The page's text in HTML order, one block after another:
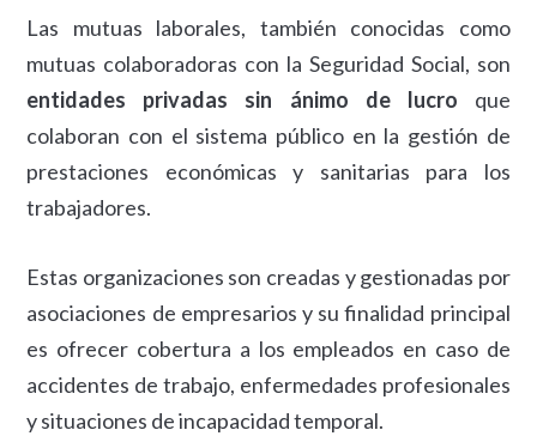
Las mutuas laborales, también conocidas como
mutuas colaboradoras con la Seguridad Social, son
entidades privadas sin ánimo de lucro que
colaboran con el sistema público en la gestión de
prestaciones económicas y sanitarias para los
trabajadores.
Estas organizaciones son creadas y gestionadas por
asociaciones de empresarios y su finalidad principal
es ofrecer cobertura a los empleados en caso de
accidentes de trabajo, enfermedades profesionales
y situaciones de incapacidad temporal.